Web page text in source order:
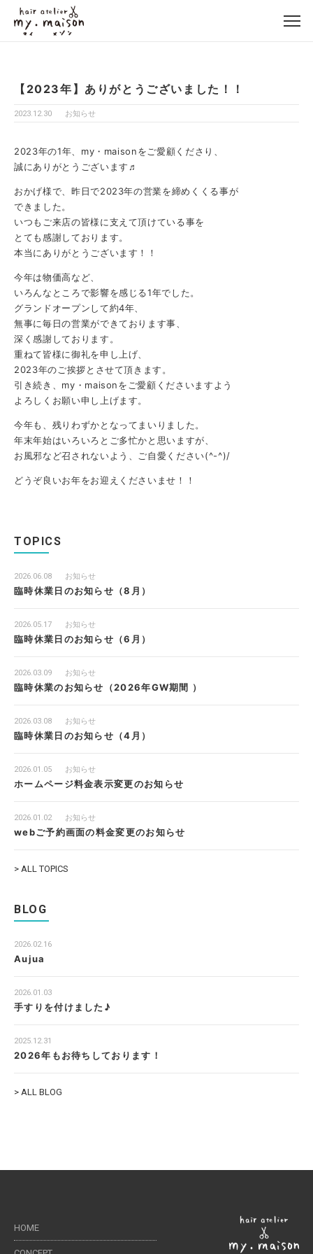
【2023年】ありがとうございました！！
2023.12.30 お知らせ
2023年の1年、my・maisonをご愛顧くださり、
誠にありがとうございます♬
おかげ様で、昨日で2023年の営業を締めくくる事が
できました。
いつもご来店の皆様に支えて頂けている事を
とても感謝しております。
本当にありがとうございます！！
今年は物価高など、
いろんなところで影響を感じる1年でした。
グランドオープンして約4年、
無事に毎日の営業ができております事、
深く感謝しております。
重ねて皆様に御礼を申し上げ、
2023年のご挨拶とさせて頂きます。
引き続き、my・maisonをご愛顧くださいますよう
よろしくお願い申し上げます。
今年も、残りわずかとなってまいりました。
年末年始はいろいろとご多忙かと思いますが、
お風邪など召されないよう、ご自愛ください(^-^)/
どうぞ良いお年をお迎えくださいませ！！
TOPICS
2026.06.08 お知らせ
臨時休業日のお知らせ（8月）
2026.05.17 お知らせ
臨時休業日のお知らせ（6月）
2026.03.09 お知らせ
臨時休業のお知らせ（2026年GW期間 ）
2026.03.08 お知らせ
臨時休業日のお知らせ（4月）
2026.01.05 お知らせ
ホームページ料金表示変更のお知らせ
2026.01.02 お知らせ
webご予約画面の料金変更のお知らせ
> ALL TOPICS
BLOG
2026.02.16
Aujua
2026.01.03
手すりを付けました♪
2025.12.31
2026年もお待ちしております！
> ALL BLOG
HOME